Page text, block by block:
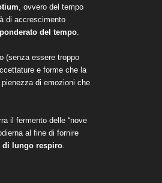
, ovvero del tempo
di accrescimento
del tempo.
(senza essere troppo
e forme che la
di emozioni che
il fermento delle “nove
al fine di fornire
di lungo respiro.